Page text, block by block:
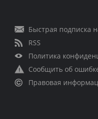
Быстрая подписка
RSS
Политика
Сообщить об
Правовая